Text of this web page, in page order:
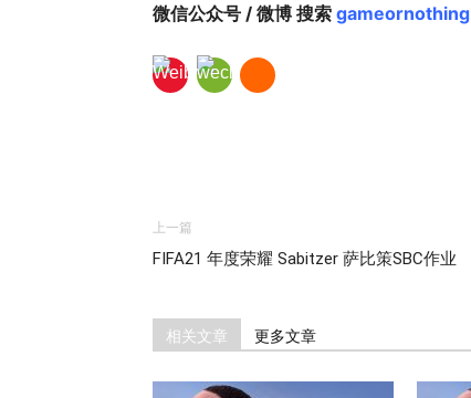
微信公众号 / 微博 搜索 gameornothing
上一篇
FIFA21 年度荣耀 Sabitzer 萨比策SBC作业
相关文章 更多文章